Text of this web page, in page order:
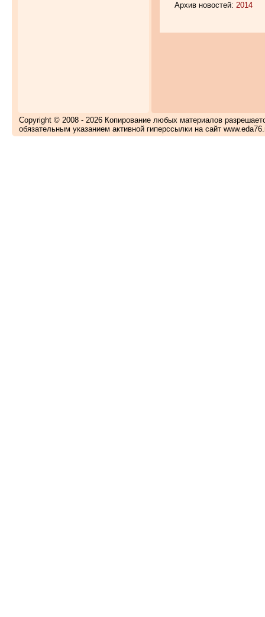
Архив новостей: 2014
Copyright © 2008 - 2026 Копирование любых материалов
обязательным указанием активной гиперссылки на сайт